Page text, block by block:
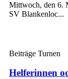
Mittwoch, den 6.
SV Blankenloc...
Beiträge Turnen
Helferinnen